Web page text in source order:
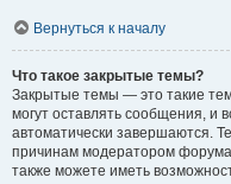
Вернуться к началу
Что такое закрытые темы?
Закрытые темы — это такие
могут оставлять сообщения, и
автоматически завершаются.
причинам модератором
также можете иметь